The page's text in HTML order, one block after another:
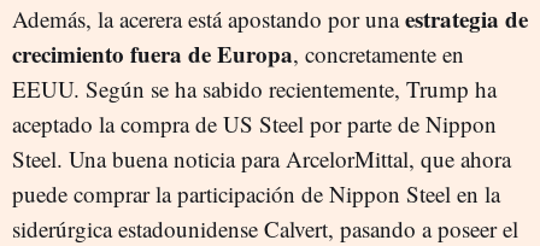
Además, la acerera está apostando por unaestrategia de
crecimiento fuera de Europa, concretamente en
EEUU. Según se ha sabido recientemente, Trump ha
aceptado la compra de US Steel por parte de Nippon
Steel. Una buena noticia para ArcelorMittal, que ahora
puede comprar la participación de Nippon Steel en la
siderúrgica estadounidense Calvert, pasando a poseer el